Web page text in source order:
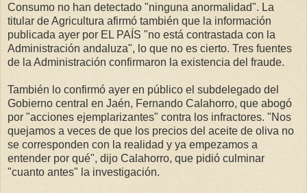
Consumo no han detectado "ninguna anormalidad". La
titular de Agricultura afirmó también que la información
publicada ayer por EL PAÍS "no está contrastada con la
Administración andaluza", lo que no es cierto. Tres fuentes
de la Administración confirmaron la existencia del fraude.
También lo confirmó ayer en público el subdelegado del
Gobierno central en Jaén, Fernando Calahorro, que abogó
por "acciones ejemplarizantes" contra los infractores. "Nos
quejamos a veces de que los precios del aceite de oliva no
se corresponden con la realidad y ya empezamos a
entender por qué", dijo Calahorro, que pidió culminar
"cuanto antes" la investigación.